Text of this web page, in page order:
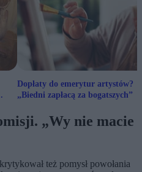
Dopłaty do emerytur artystów?
„Biedni zapłacą za bogatszych”
„Wy nie macie
też pomysł powołania